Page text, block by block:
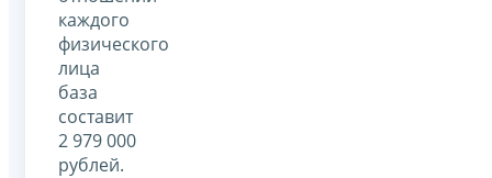
каждого
физического
лица
база
составит
2 979 000
рублей.